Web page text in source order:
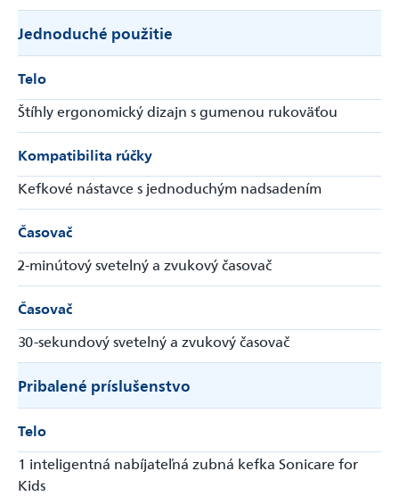
Jednoduché použitie
Telo
Štíhly ergonomický dizajn s gumenou rukoväťou
Kompatibilita rúčky
Kefkové nástavce s jednoduchým nadsadením
Časovač
2-minútový svetelný a zvukový časovač
Časovač
30-sekundový svetelný a zvukový časovač
Pribalené príslušenstvo
Telo
1 inteligentná nabíjateľná zubná kefka Sonicare for
Kids